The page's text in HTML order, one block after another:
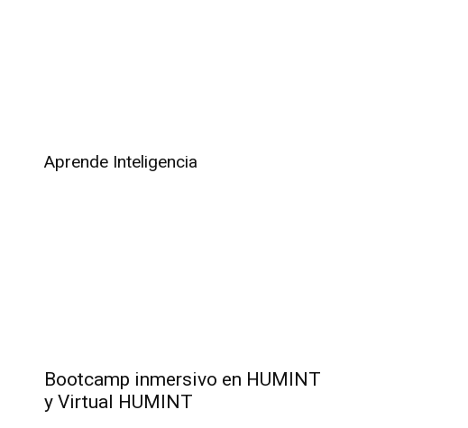
Aprende Inteligencia
Bootcamp inmersivo en HUMINT
y Virtual HUMINT